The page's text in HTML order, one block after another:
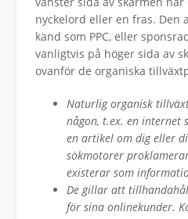
nyckelord eller en fras. Den
känd som PPC, eller
vanligtvis på höger sida av
ovanför de organiska
Naturlig organisk
någon, t.ex. en internet
en artikel om dig eller
sökmotorer
existerar som
De gillar att
för sina onlinekunder.